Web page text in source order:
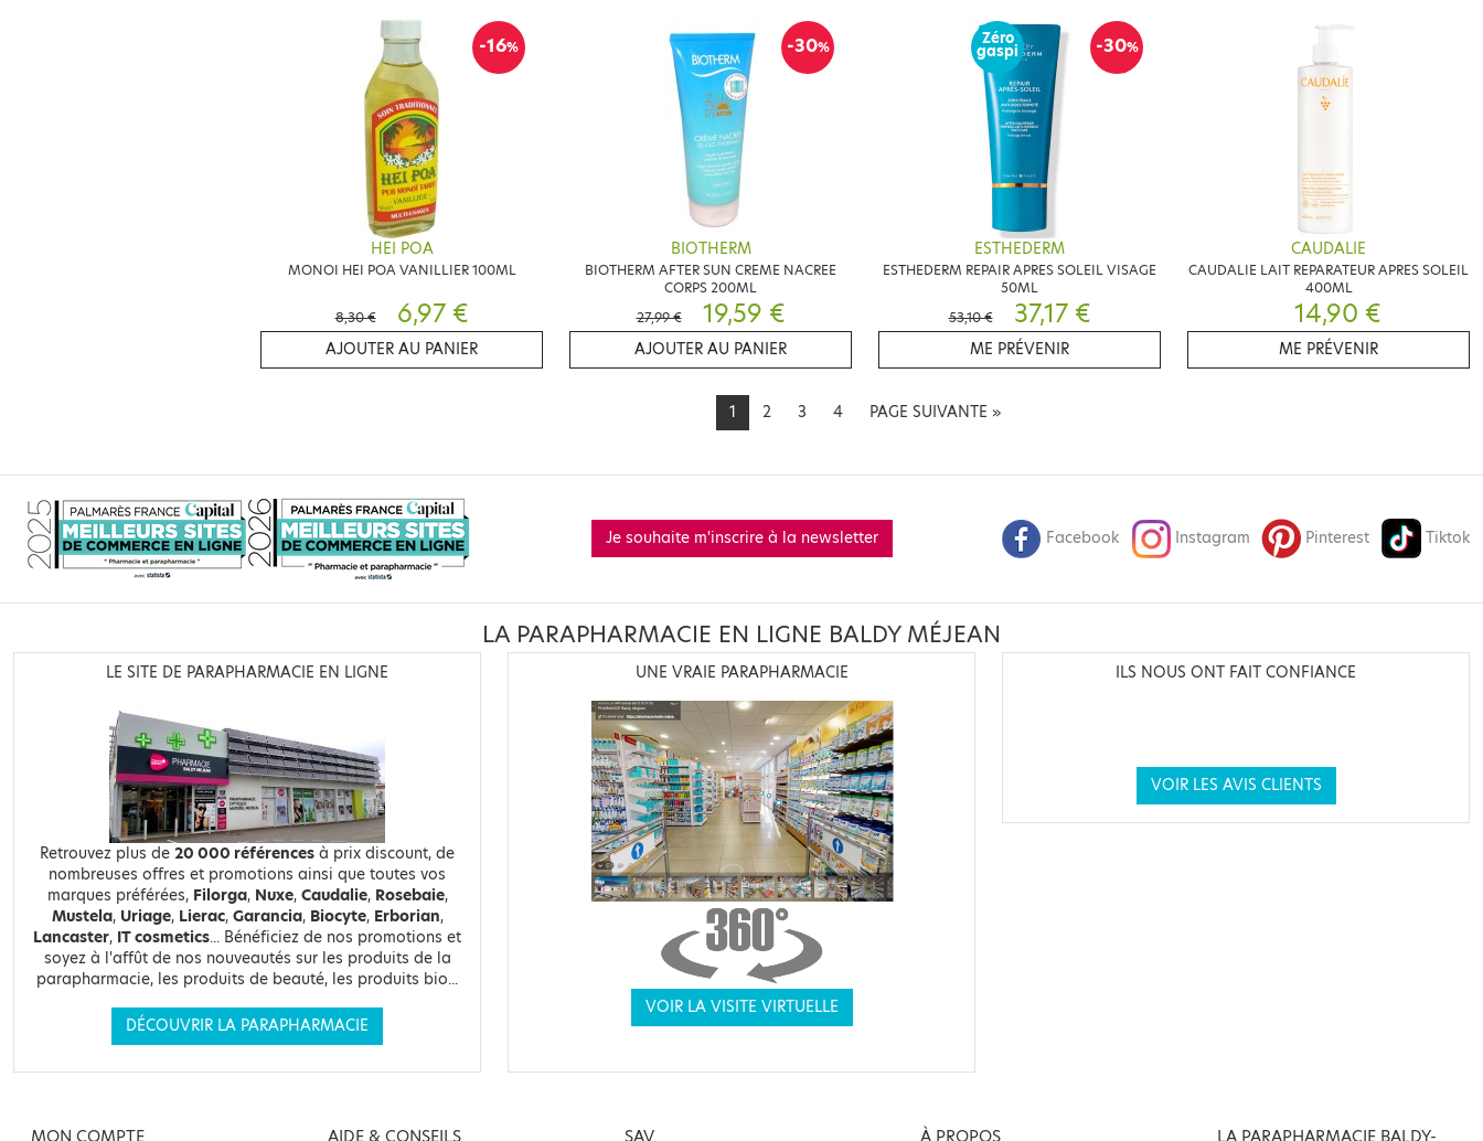
-16%
HEI POA
MONOI HEI POA VANILLIER 100ML
8,30 € 6,97 €
AJOUTER AU PANIER
-30%
BIOTHERM
BIOTHERM AFTER SUN CREME NACREE
CORPS 200ML
27,99 €
19,59 €
AJOUTER AU PANIER
-30%
Zéro
gaspi
ESTHEDERM
ESTHEDERM REPAIR APRES SOLEIL VISAGE
50ML
53,10 €
37,17 €
ME PRÉVENIR
CAUDALIE
CAUDALIE LAIT REPARATEUR APRES SOLEIL
400ML
14,90 €
ME PRÉVENIR
1 2 3 4 PAGE SUIVANTE »
Je souhaite m'inscrire à la newsletter Facebook Instagram Pinterest Tiktok
LA PARAPHARMACIE EN LIGNE BALDY MÉJEAN
LE SITE DE PARAPHARMACIE EN LIGNE
Retrouvez plus de 20 000 références à prix discount, de
nombreuses offres et promotions ainsi que toutes vos
marques préférées, Filorga, Nuxe, Caudalie, Rosebaie,
Mustela, Uriage, Lierac, Garancia, Biocyte, Erborian,
Lancaster, IT cosmetics... Bénéficiez de nos promotions et
soyez à l'affût de nos nouveautés sur les produits de la
parapharmacie, les produits de beauté, les produits bio...
DÉCOUVRIR LA PARAPHARMACIE
UNE VRAIE PARAPHARMACIE
VOIR LA VISITE VIRTUELLE
ILS NOUS ONT FAIT CONFIANCE
VOIR LES AVIS CLIENTS
MON COMPTE AIDE & CONSEILS SAV À PROPOS LA PARAPHARMACIE BALDY-